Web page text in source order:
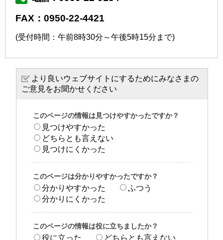
FAX：0950-22-4421
(受付時間：午前8時30分～午後5時15分まで)
より良いウェブサイトにするためにみなさまの
ご意見をお聞かせください
このページの情報は見つけやすかったですか？
見つけやすかった
どちらとも言えない
見つけにくかった
このページは分かりやすかったですか？
分かりやすかった
ふつう
分かりにくかった
このページの情報は役に立ちましたか？
役に立った
どちらとも言えない